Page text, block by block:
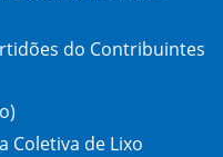
do Contribuintes
Coletiva de Lixo